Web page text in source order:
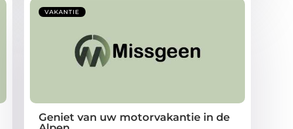
VAKANTIE
Geniet van uw motorvakantie in de